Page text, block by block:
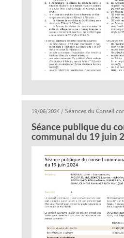
19/06/2024/ Séances du Conseil
Séance publique du
communal du 19 juin